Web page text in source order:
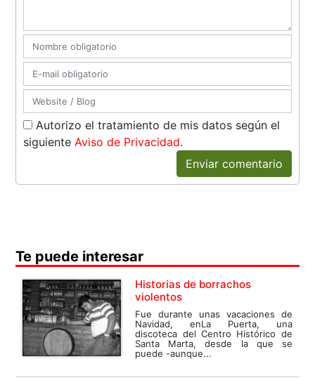
Autorizo el tratamiento de mis datos según el
siguienteAviso de Privacidad.
Enviar comentario
Te puede interesar
Historias de borrachos
violentos
Fue durante unas vacaciones de
Navidad, enLa Puerta, una
discoteca del Centro Histórico de
Santa Marta, desde la que se
puede -aunque...